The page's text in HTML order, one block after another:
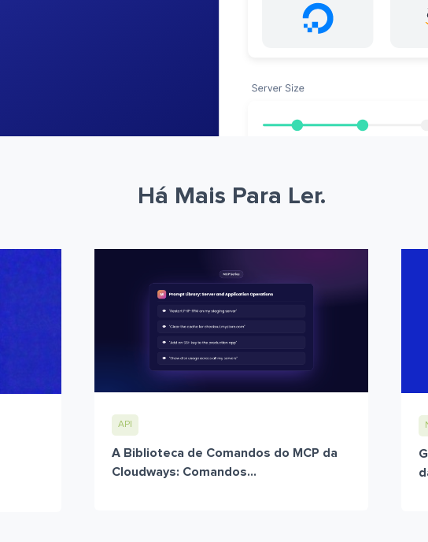
Há Mais Para Ler.
API
A Biblioteca de Comandos do MCP da
Cloudways: Comandos...